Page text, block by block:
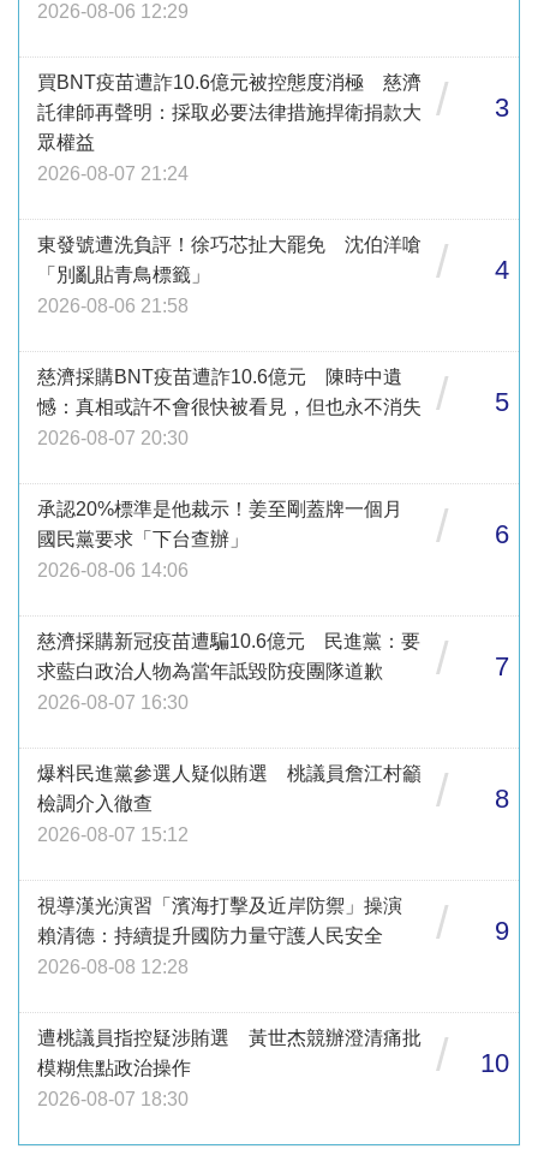
2026-08-06 12:29
買BNT疫苗遭詐10.6億元被控態度消極 慈濟
託律師再聲明：採取必要法律措施捍衛捐款大
眾權益
2026-08-07 21:24
/ 3
東發號遭洗負評！徐巧芯扯大罷免 沈伯洋嗆
「別亂貼青鳥標籤」
2026-08-06 21:58
/ 4
慈濟採購BNT疫苗遭詐10.6億元 陳時中遺
憾：真相或許不會很快被看見，但也永不消失
2026-08-07 20:30
/ 5
承認20%標準是他裁示！姜至剛蓋牌一個月
國民黨要求「下台查辦」
2026-08-06 14:06
/ 6
慈濟採購新冠疫苗遭騙10.6億元 民進黨：要
求藍白政治人物為當年詆毀防疫團隊道歉
2026-08-07 16:30
/ 7
爆料民進黨參選人疑似賄選 桃議員詹江村籲
檢調介入徹查
2026-08-07 15:12
/ 8
視導漢光演習「濱海打擊及近岸防禦」操演
賴清德：持續提升國防力量守護人民安全
2026-08-08 12:28
/ 9
遭桃議員指控疑涉賄選 黃世杰競辦澄清痛批
模糊焦點政治操作
2026-08-07 18:30
/ 10